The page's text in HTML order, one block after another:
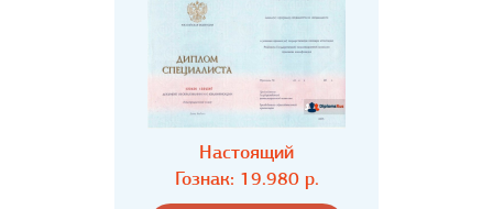
Настоящий
Гознак: 19.980 р.